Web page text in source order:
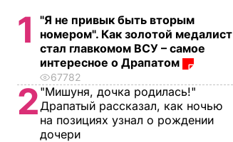
1
"Я не привык быть вторым
номером". Как золотой медалист
стал главкомом ВСУ – самое
интересное о Драпатом
67782
2 "Мишуня, дочка родилась!"
Драпатый рассказал, как ночью
на позициях узнал о рождении
дочери